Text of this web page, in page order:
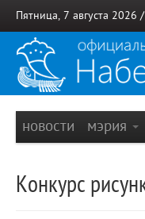
Пятница, 7 августа 2026 /
новости мэрия
Конкурс